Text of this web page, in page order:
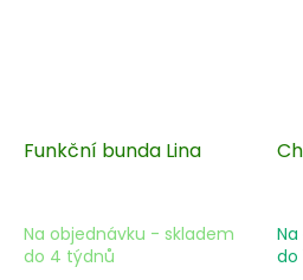
Funkční bunda Lina
Na objednávku - skladem
do 4 týdnů
do